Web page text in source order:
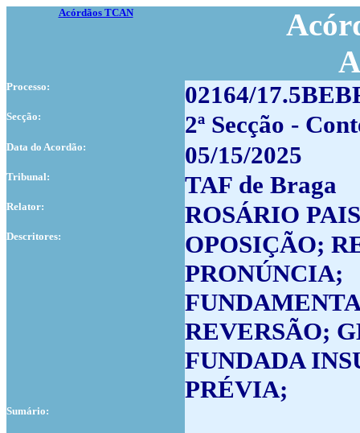
Acórdãos TCAN
Processo: 02164/
Secção: 2ª Secção -
Data do Acordão: 05/15/2025
Tribunal: TAF de Braga
Relator: ROSÁRIO PAIS
Descritores:
OPOSIÇÃO;
PRONÚNCIA;
REVERSÃO;
FUNDADA
PRÉVIA;
Sumário: